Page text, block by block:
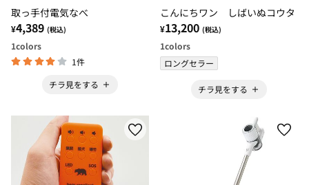
取っ手付電気なべ
¥4,389 (税込)
1colors
1件
チラ見をする
こんにちワン しばいぬコウタ
¥13,200 (税込)
1colors
ロングセラー
チラ見をする